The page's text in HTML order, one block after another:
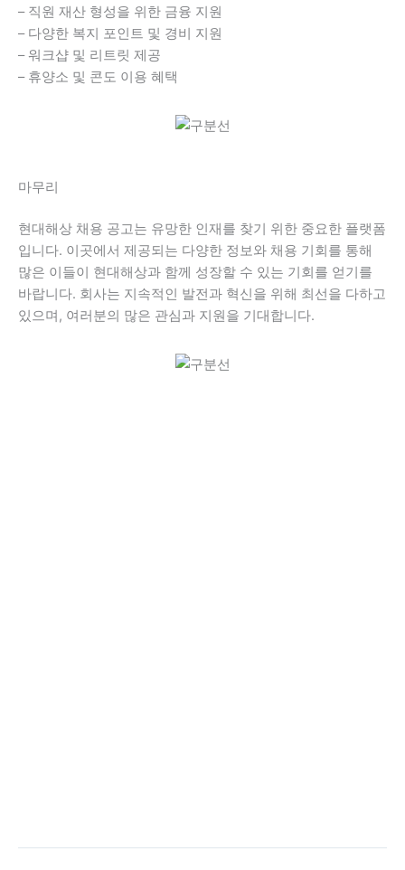
– 직원 재산 형성을 위한 금융 지원
– 다양한 복지 포인트 및 경비 지원
– 워크샵 및 리트릿 제공
– 휴양소 및 콘도 이용 혜택
마무리
현대해상 채용 공고는 유망한 인재를 찾기 위한 중요한 플랫폼
입니다. 이곳에서 제공되는 다양한 정보와 채용 기회를 통해
많은 이들이 현대해상과 함께 성장할 수 있는 기회를 얻기를
바랍니다. 회사는 지속적인 발전과 혁신을 위해 최선을 다하고
있으며, 여러분의 많은 관심과 지원을 기대합니다.